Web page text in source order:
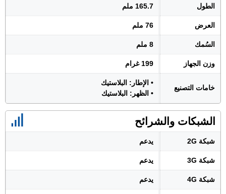
الطول 165.7 ملم
العرض 76 ملم
السُمك 8 ملم
وزن الجهاز 199 غرام
خامات التصنيع
• الإطار: البلاستيك
• الظهر: البلاستيك
الشبكات والشرائح
شبكة 2G يدعم
شبكة 3G يدعم
شبكة 4G يدعم